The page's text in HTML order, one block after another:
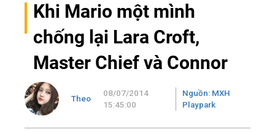
Khi Mario một mình
chống lại Lara Croft,
Master Chief và Connor
Theo
08/07/2014
15:45:00
Nguồn: MXH
Playpark